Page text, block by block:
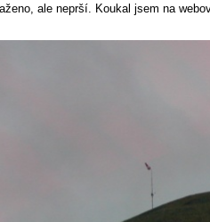
ale neprší. Koukal jsem na